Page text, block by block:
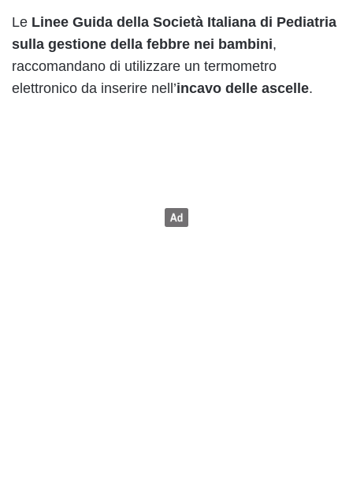
Le Linee Guida della Società Italiana di Pediatria
sulla gestione della febbre nei bambini,
raccomandano di utilizzare un termometro
elettronico da inserire nell’incavo delle ascelle.